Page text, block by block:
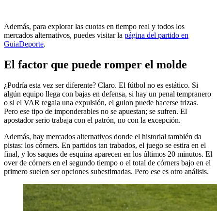
Además, para explorar las cuotas en tiempo real y todos los
mercados alternativos, puedes visitar la página del partido en
GuiaDeporte.
El factor que puede romper el molde
¿Podría esta vez ser diferente? Claro. El fútbol no es estático. Si
algún equipo llega con bajas en defensa, si hay un penal tempranero
o si el VAR regala una expulsión, el guion puede hacerse trizas.
Pero ese tipo de imponderables no se apuestan; se sufren. El
apostador serio trabaja con el patrón, no con la excepción.
Además, hay mercados alternativos donde el historial también da
pistas: los córners. En partidos tan trabados, el juego se estira en el
final, y los saques de esquina aparecen en los últimos 20 minutos. El
over de córners en el segundo tiempo o el total de córners bajo en el
primero suelen ser opciones subestimadas. Pero ese es otro análisis.